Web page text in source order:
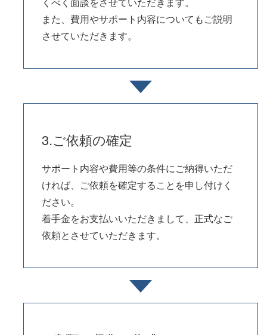
また、費用やサポート内容についてもご説明
させていただきます。
3.ご依頼の確定
サポート内容や費用等の条件にご納得いただ
ければ、ご依頼を確定することを申し付けく
ださい。
着手金をお支払いいただきまして、正式なご
依頼とさせていただきます。